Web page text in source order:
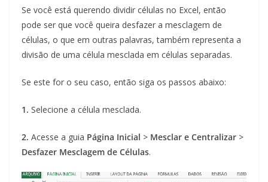
Se você está querendo dividir células no Excel, então
pode ser que você queira desfazer a mesclagem de
células, o que em outras palavras, também representa a
divisão de uma célula mesclada em células separadas.
Se este for o seu caso, então siga os passos abaixo:
1. Selecione a célula mesclada.
2. Acesse a guia Página Inicial > Mesclar e Centralizar >
Desfazer Mesclagem de Células.